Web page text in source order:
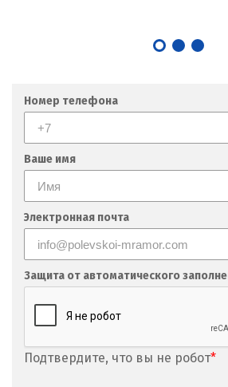
Номер телефона
Ваше имя
Электронная почта
Защита от автоматического
Подтвердите, что вы не робот*